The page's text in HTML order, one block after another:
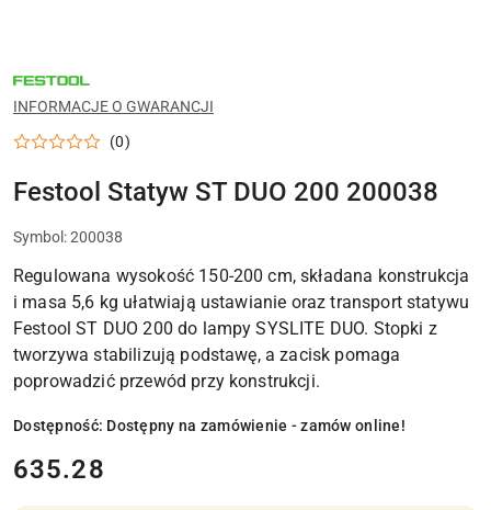
NARZĘDZIA
FESTOOL
DO
WARSZTATU,
MONTAŻU
WYKOŃCZENIOWYCH
INFORMACJE O GWARANCJI
(0)
Festool Statyw ST DUO 200 200038
Symbol:200038
Regulowana wysokość 150-200 cm, składana konstrukcja
i masa 5,6 kg ułatwiają ustawianie oraz transport statywu
Festool ST DUO 200 do lampy SYSLITE DUO. Stopki z
tworzywa stabilizują podstawę, a zacisk pomaga
poprowadzić przewód przy konstrukcji.
Dostępność: Dostępny na zamówienie - zamów online!
cena:
635.28